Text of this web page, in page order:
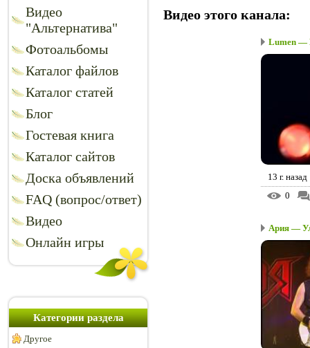
Видео
"Альтернатива"
Фотоальбомы
Каталог файлов
Каталог статей
Блог
Гостевая книга
Каталог сайтов
Доска объявлений
FAQ (вопрос/ответ)
Видео
Онлайн игры
Категории раздела
Другое
Видео этого канала:
Lumen —
13 г. назад
0
Ария —